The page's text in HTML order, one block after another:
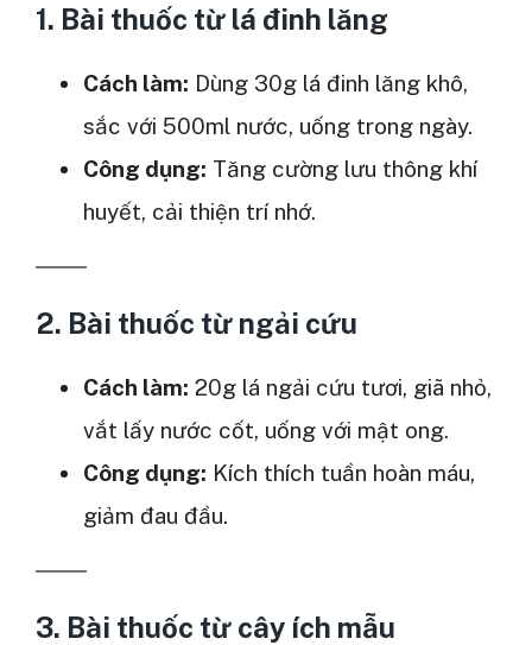
1. Bài thuốc từ lá đinh lăng
Cách làm: Dùng 30g lá đinh lăng khô,
sắc với 500ml nước, uống trong ngày.
Công dụng: Tăng cường lưu thông khí
huyết, cải thiện trí nhớ.
2. Bài thuốc từ ngải cứu
Cách làm: 20g lá ngải cứu tươi, giã nhỏ,
vắt lấy nước cốt, uống với mật ong.
Công dụng: Kích thích tuần hoàn máu,
giảm đau đầu.
3. Bài thuốc từ cây ích mẫu